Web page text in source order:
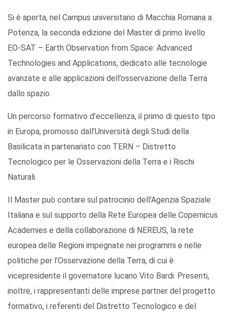
Si è aperta, nel Campus universitario di Macchia Romana a
Potenza, la seconda edizione del Master di primo livello
EO-SAT – Earth Observation from Space: Advanced
Technologies and Applications, dedicato alle tecnologie
avanzate e alle applicazioni dell’osservazione della Terra
dallo spazio.
Un percorso formativo d’eccellenza, il primo di questo tipo
in Europa, promosso dall’Università degli Studi della
Basilicata in partenariato con TERN – Distretto
Tecnologico per le Osservazioni della Terra e i Rischi
Naturali.
Il Master può contare sul patrocinio dell’Agenzia Spaziale
Italiana e sul supporto della Rete Europea delle Copernicus
Academies e della collaborazione di NEREUS, la rete
europea delle Regioni impegnate nei programmi e nelle
politiche per l’Osservazione della Terra, di cui è
vicepresidente il governatore lucano Vito Bardi. Presenti,
inoltre, i rappresentanti delle imprese partner del progetto
formativo, i referenti del Distretto Tecnologico e del